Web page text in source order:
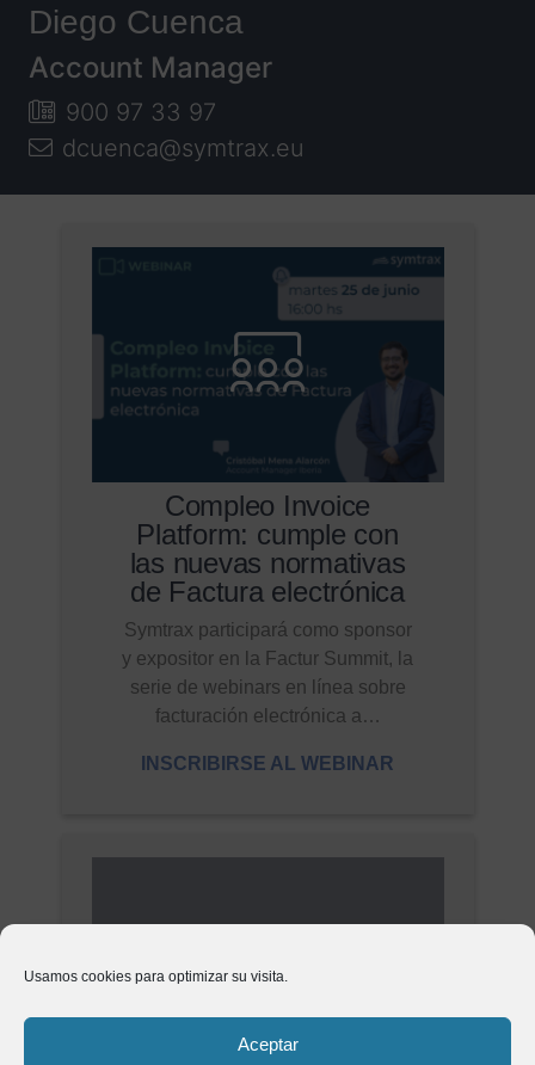
Usamos cookies para optimizar su visita.
Aceptar
Diego Cuenca
Account Manager
900 97 33 97
dcuenca@symtrax.eu
Compleo Invoice
Platform: cumple con
las nuevas normativas
de Factura electrónica
Symtrax participará como sponsor
y expositor en la Factur Summit, la
serie de webinars en línea sobre
facturación electrónica a…
INSCRIBIRSE AL WEBINAR